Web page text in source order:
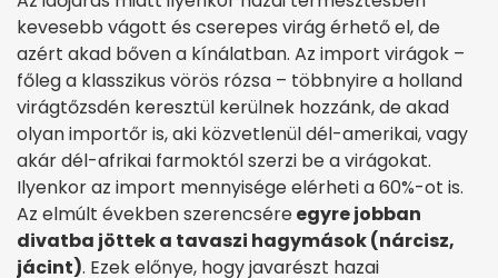
kevesebb vágott és cserepes virág érhető el, de
azért akad bőven a kínálatban. Az import virágok –
főleg a klasszikus vörös rózsa – többnyire a holland
virágtőzsdén keresztül kerülnek hozzánk, de akad
olyan importőr is, aki közvetlenül dél-amerikai, vagy
akár dél-afrikai farmoktól szerzi be a virágokat.
Ilyenkor az import mennyisége elérheti a 60%-ot is.
Az elmúlt években szerencséreegyre jobban
divatba jöttek a tavaszi hagymások (nárcisz,
jácint). Ezek előnye, hogy javarészt hazai